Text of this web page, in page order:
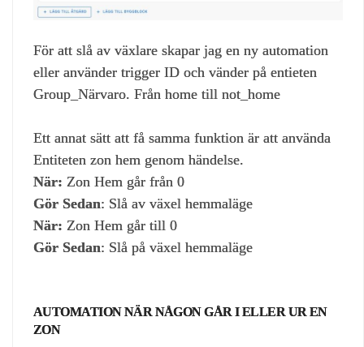
För att slå av växlare skapar jag en ny automation
eller använder trigger ID och vänder på entieten
Group_Närvaro. Från home till not_home
Ett annat sätt att få samma funktion är att använda
Entiteten zon hem genom händelse.
När: Zon Hem går från 0
Gör Sedan: Slå av växel hemmaläge
När: Zon Hem går till 0
Gör Sedan: Slå på växel hemmaläge
AUTOMATION NÄR NÅGON GÅR I ELLER UR EN
ZON